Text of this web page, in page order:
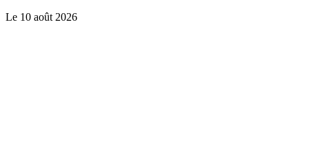
Le 10 août 2026